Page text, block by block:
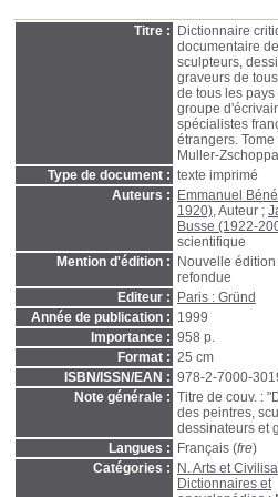
Titre :
Dictionnaire
documentaire
sculpteurs,
graveurs de
de tous les pays
groupe
spécialistes
étrangers.
Muller-
Type de document : texte imprimé
Auteurs :
Emmanuel
1920), Auteur ;
Busse (1922-
scientifique
Mention d'édition :
Nouvelle
refondue
Editeur :
Paris : Gründ
Année de publication : 1999
Importance : 958 p.
Format : 25 cm
ISBN/ISSN/EAN : 978-2-7000-
Note générale : Titre de couv. :
des peintres,
dessinateurs et
Langues :
Français (fre)
Catégories :
N. Arts et
Dictionnaires et